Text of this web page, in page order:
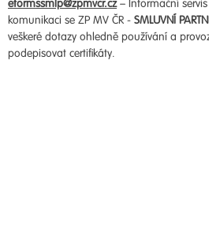
eformssmlp@zpmvcr.cz– Informační
komunikaci se ZP MV ČR - SMLUVNÍ
veškeré dotazy ohledně používání a
podepisovat certifikáty.